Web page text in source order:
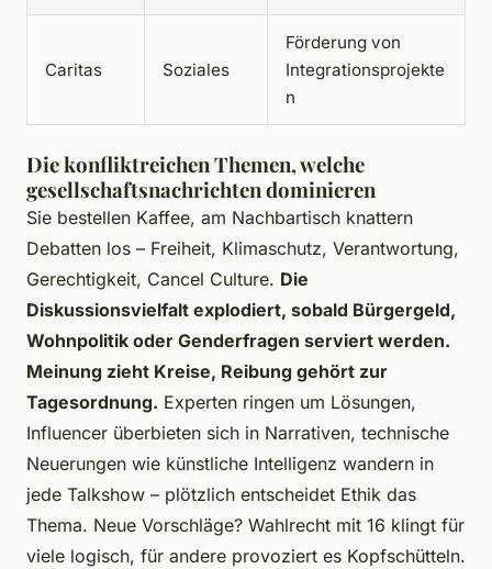
Caritas Soziales
Förderung von
Integrationsprojekte
n
Die konfliktreichen Themen, welche
gesellschaftsnachrichten dominieren
Sie bestellen Kaffee, am Nachbartisch knattern
Debatten los – Freiheit, Klimaschutz, Verantwortung,
Gerechtigkeit, Cancel Culture. Die
Diskussionsvielfalt explodiert, sobald Bürgergeld,
Wohnpolitik oder Genderfragen serviert werden.
Meinung zieht Kreise, Reibung gehört zur
Tagesordnung. Experten ringen um Lösungen,
Influencer überbieten sich in Narrativen, technische
Neuerungen wie künstliche Intelligenz wandern in
jede Talkshow – plötzlich entscheidet Ethik das
Thema. Neue Vorschläge? Wahlrecht mit 16 klingt für
viele logisch, für andere provoziert es Kopfschütteln.